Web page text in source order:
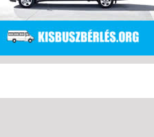
bőrönd
Grand C4
teszt